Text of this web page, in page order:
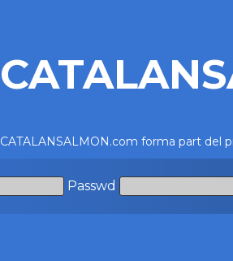
CATALANSALMON.com forma part del
Passwd